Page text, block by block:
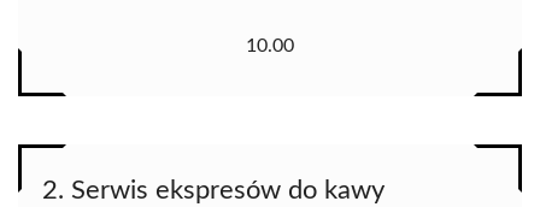
10.00
2. Serwis ekspresów do kawy